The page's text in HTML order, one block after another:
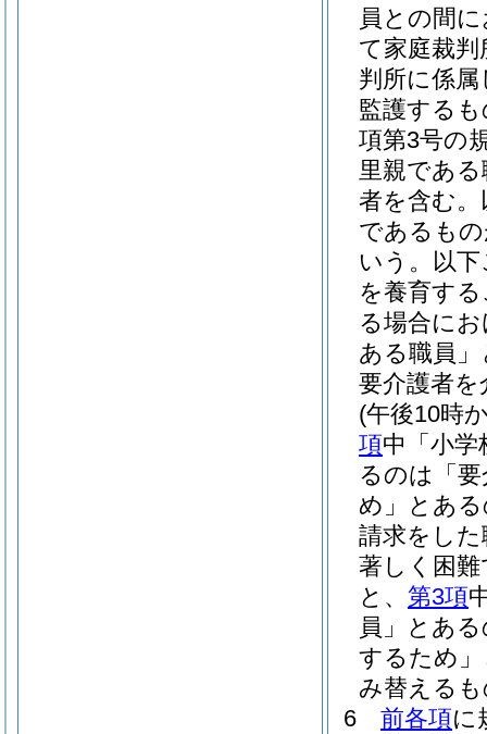
員との間
て家庭裁
判所に係
監護する
項第3号の
里親であ
者を含む
であるも
いう。以
を養育す
る場合に
ある職員
要介護者
(午後10時
項中「小
るのは「
め」とあ
請求をし
著しく困
と、 第3項
員」とあ
するため
み替える
6
前各項に